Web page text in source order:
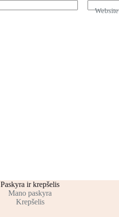
Website
Paskyra ir krepšelis
Mano paskyra
Krepšelis